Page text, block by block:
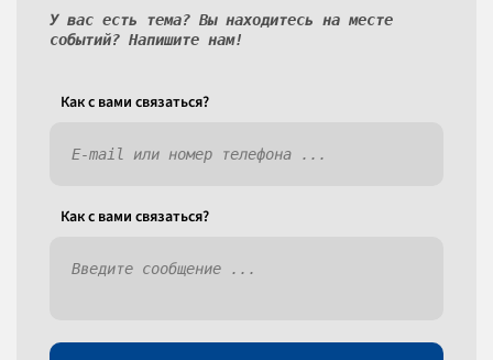
У вас есть тема? Вы находитесь на месте
событий? Напишите нам!
Как c вами связаться?
Как c вами связаться?